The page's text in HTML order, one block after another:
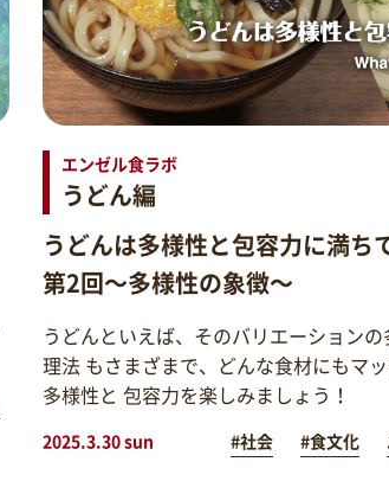
エンゼル食ラボ
うどん編
うどんは多様性と包容力に満ち
第2回～多様性の象徴～
うどんといえば、そのバリエーション
理法 もさまざまで、どんな食材にもマ
多様性と 包容力を楽しみましょう！
2025.3.30 sun #社会 #食文化